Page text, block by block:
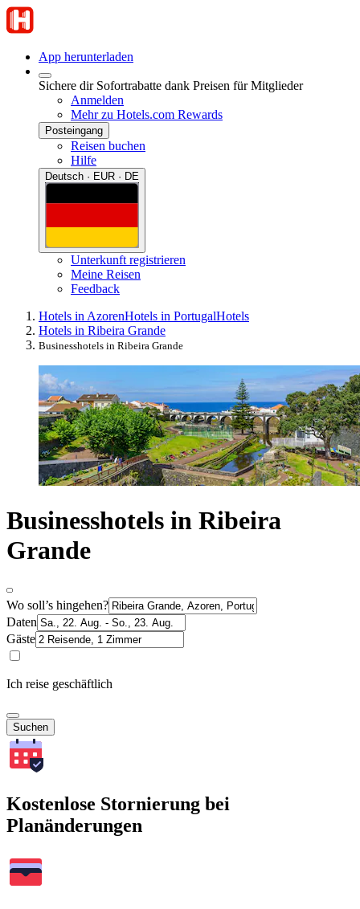
App herunterladen
Sichere dir Sofortrabatte dank Preisen für Mitglieder
Anmelden
Mehr zu Hotels.com Rewards
Posteingang
Reisen buchen
Hilfe
Deutsch · EUR · DE
Unterkunft registrieren
Meine Reisen
Feedback
Hotels in AzorenHotels in PortugalHotels
Hotels in Ribeira Grande
Businesshotels in Ribeira Grande
Businesshotels in Ribeira
Grande
Wo soll’s hingehen?
Daten
Gäste
Ich reise geschäftlich
Suchen
Kostenlose Stornierung bei
Planänderungen